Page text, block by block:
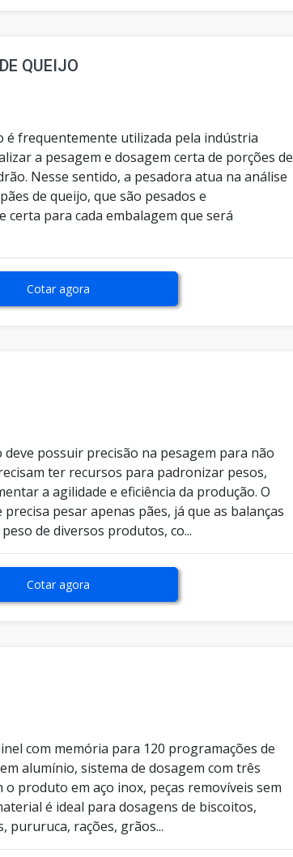
QUEIJO
é frequentemente utilizada pela indústria
a pesagem e dosagem certa de porções de
Nesse sentido, a pesadora atua na análise
de queijo, que são pesados e
certa para cada embalagem que será
Cotar agora
deve possuir precisão na pesagem para não
ter recursos para padronizar pesos,
a agilidade e eficiência da produção. O
pesar apenas pães, já que as balanças
de diversos produtos, co...
Cotar agora
com memória para 120 programações de
alumínio, sistema de dosagem com três
produto em aço inox, peças removíveis sem
é ideal para dosagens de biscoitos,
pururuca, rações, grãos...